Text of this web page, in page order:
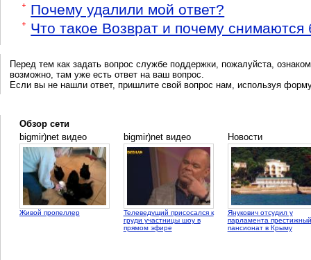
Почему удалили мой ответ?
Что такое Возврат и почему снимаются
Перед тем как задать вопрос службе поддержки, пожалуйста,
возможно, там уже есть ответ на ваш вопрос.
Если вы не нашли ответ, пришлите свой вопрос нам, используя
Обзор сети
bigmir)net видео
Живой пропеллер
bigmir)net видео
Телеведущий присосался к
груди участницы шоу в
прямом эфире
Новости
Янукович отсудил у
парламента престижный
пансионат в Крыму